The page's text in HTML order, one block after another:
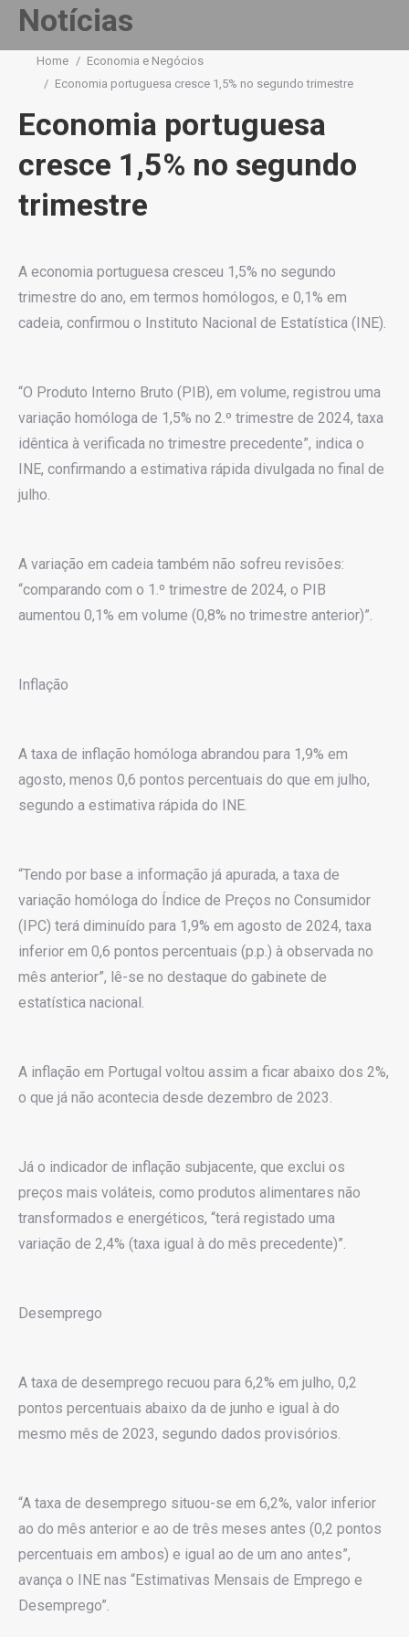
Notícias
You are here:
Home
Economia e Negócios
Economia portuguesa cresce 1,5% no segundo trimestre
Economia portuguesa
cresce 1,5% no segundo
trimestre
A economia portuguesa cresceu 1,5% no segundo
trimestre do ano, em termos homólogos, e 0,1% em
cadeia, confirmou o Instituto Nacional de Estatística (INE).
“O Produto Interno Bruto (PIB), em volume, registrou uma
variação homóloga de 1,5% no 2.º trimestre de 2024, taxa
idêntica à verificada no trimestre precedente”, indica o
INE, confirmando a estimativa rápida divulgada no final de
julho.
A variação em cadeia também não sofreu revisões:
“comparando com o 1.º trimestre de 2024, o PIB
aumentou 0,1% em volume (0,8% no trimestre anterior)”.
Inflação
A taxa de inflação homóloga abrandou para 1,9% em
agosto, menos 0,6 pontos percentuais do que em julho,
segundo a estimativa rápida do INE.
“Tendo por base a informação já apurada, a taxa de
variação homóloga do Índice de Preços no Consumidor
(IPC) terá diminuído para 1,9% em agosto de 2024, taxa
inferior em 0,6 pontos percentuais (p.p.) à observada no
mês anterior”, lê-se no destaque do gabinete de
estatística nacional.
A inflação em Portugal voltou assim a ficar abaixo dos 2%,
o que já não acontecia desde dezembro de 2023.
Já o indicador de inflação subjacente, que exclui os
preços mais voláteis, como produtos alimentares não
transformados e energéticos, “terá registado uma
variação de 2,4% (taxa igual à do mês precedente)”.
Desemprego
A taxa de desemprego recuou para 6,2% em julho, 0,2
pontos percentuais abaixo da de junho e igual à do
mesmo mês de 2023, segundo dados provisórios.
“A taxa de desemprego situou-se em 6,2%, valor inferior
ao do mês anterior e ao de três meses antes (0,2 pontos
percentuais em ambos) e igual ao de um ano antes”,
avança o INE nas “Estimativas Mensais de Emprego e
Desemprego”.